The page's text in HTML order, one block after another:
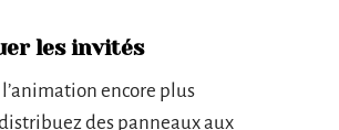
les invités
encore plus
des panneaux aux